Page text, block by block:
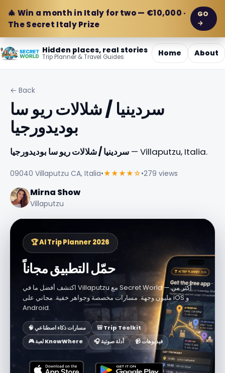
🎄 Win a month in Italy for two — €10,000 ·
The Secret Italy Prize
GO
→
Hidden places, real stories
Trip Planner & Travel Guides Home About
← Back
سردينيا / شلالات ريو سا
بوديدورجيا
سردينيا / شلالات ريو سا بوديدورجيا — Villaputzu, Italia.
09040 Villaputzu CA, Italia•★★★★☆•279 views
Mirna Show
Villaputzu
🏆 AI Trip Planner 2026
حمّل التطبيق مجاناً
اكتشف أفضل ما في Villaputzu مع Secret World — أكثر من
مليون وجهة. مسارات مخصصة وجواهر خفية. مجاني على iOS و
Android.
🧠 مسارات ذكاء اصطناعي
🎒 Trip Toolkit
🎮 لعبة KnowWhere
🎧 أدلة صوتية 📹 فيديوهات